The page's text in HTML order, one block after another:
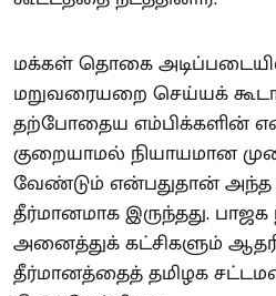
மக்கள் தொகை
மறுவரையறை செய்யக்
தற்போதைய எம்பிக்களின்
குறையாமல் நியாயமான
வேண்டும் என்பதுதான் அந்த
தீர்மானமாக இருந்தது.
அனைத்துக் கட்சிகளும்
தீர்மானத்தைத் தமிழக